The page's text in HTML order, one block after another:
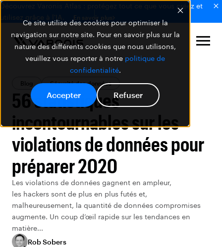
Ce site utilise des cookies pour optimiser la
navigation sur notre site. Pour en savoir plus sur la
nature des différents cookies que nous utilisons,
veuillez vous reporter à notre politique de
confidentialité.
Accepter Refuser
Découvrez Varonis Atlas : protégez tout ce que vous créez et
utilisez grâce à l'IA.
En savoir plus
Blog Sécurité des données
56 statistiques
incontournables sur les
violations de données pour
préparer 2020
Les violations de données gagnent en ampleur,
les hackers sont de plus en plus futés et,
malheureusement, la quantité de données compromises
augmente. Un coup d’œil rapide sur les tendances en
matière...
Rob Sobers